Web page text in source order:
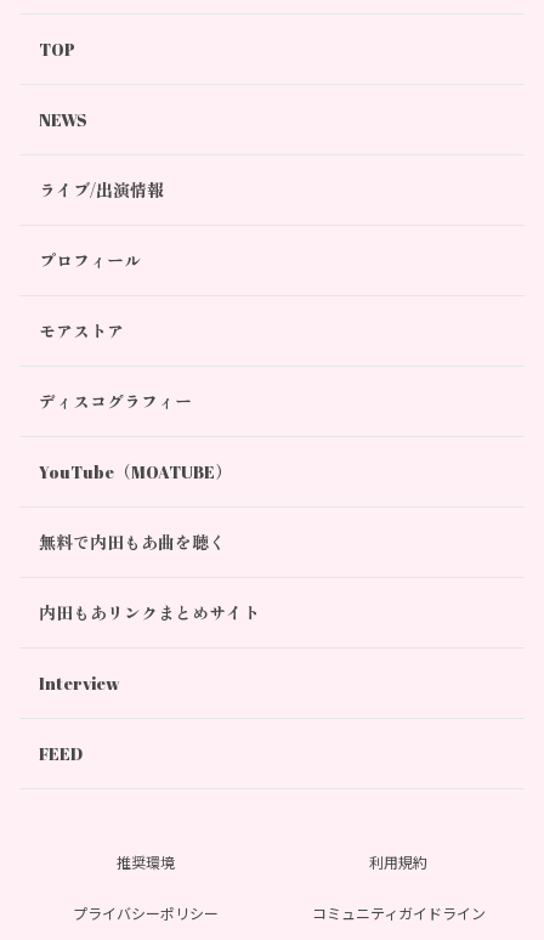
TOP
NEWS
ライブ/出演情報
プロフィール
モアストア
ディスコグラフィー
YouTube（MOATUBE）
無料で内田もあ曲を聴く
内田もあリンクまとめサイト
Interview
FEED
推奨環境 利用規約
プライバシーポリシー コミュニティガイドライン